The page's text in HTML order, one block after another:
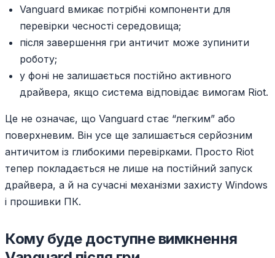
Vanguard вмикає потрібні компоненти для
перевірки чесності середовища;
після завершення гри античит може зупинити
роботу;
у фоні не залишається постійно активного
драйвера, якщо система відповідає вимогам Riot.
Це не означає, що Vanguard стає “легким” або
поверхневим. Він усе ще залишається серйозним
античитом із глибокими перевірками. Просто Riot
тепер покладається не лише на постійний запуск
драйвера, а й на сучасні механізми захисту Windows
і прошивки ПК.
Кому буде доступне вимкнення